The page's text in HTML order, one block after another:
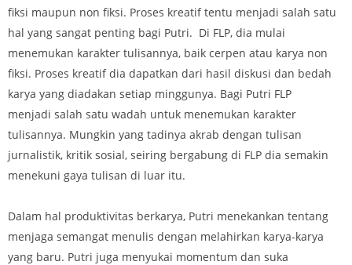
fiksi maupun non fiksi. Proses kreatif tentu menjadi salah satu
hal yang sangat penting bagi Putri. Di FLP, dia mulai
menemukan karakter tulisannya, baik cerpen atau karya non
fiksi. Proses kreatif dia dapatkan dari hasil diskusi dan bedah
karya yang diadakan setiap minggunya. Bagi Putri FLP
menjadi salah satu wadah untuk menemukan karakter
tulisannya. Mungkin yang tadinya akrab dengan tulisan
jurnalistik, kritik sosial, seiring bergabung di FLP dia semakin
menekuni gaya tulisan di luar itu.
Dalam hal produktivitas berkarya, Putri menekankan tentang
menjaga semangat menulis dengan melahirkan karya-karya
yang baru. Putri juga menyukai momentum dan suka